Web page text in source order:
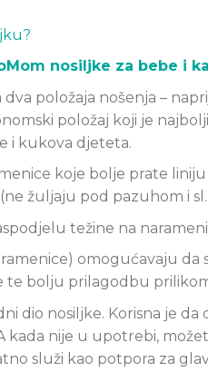
nosiljke za bebe i
položaja nošenja –
položaj koji je
i kukova djeteta.
koje bolje prate
žuljaju pod pazuhom i
težine na
omogućavaju da
te bolju prilagodbu
dio nosiljke. Korisna je
kada nije u upotrebi,
služi kao potpora za